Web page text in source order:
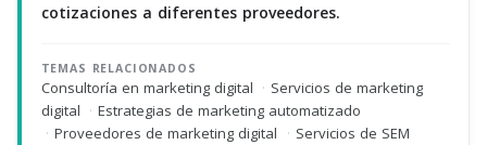
cotizaciones a diferentes proveedores.
TEMAS RELACIONADOS
Consultoría en marketing digital · Servicios de marketing
digital · Estrategias de marketing automatizado
· Proveedores de marketing digital · Servicios de SEM